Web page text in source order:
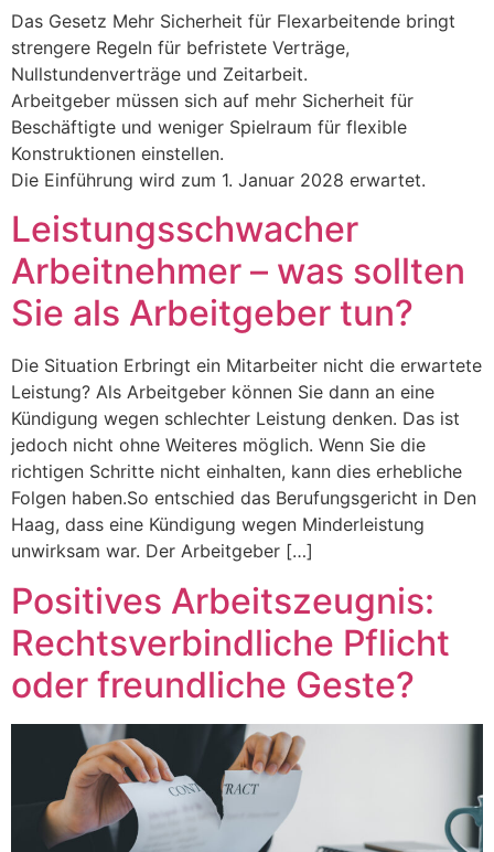
Das Gesetz Mehr Sicherheit für Flexarbeitende bringt
strengere Regeln für befristete Verträge,
Nullstundenverträge und Zeitarbeit.
Arbeitgeber müssen sich auf mehr Sicherheit für
Beschäftigte und weniger Spielraum für flexible
Konstruktionen einstellen.
Die Einführung wird zum 1. Januar 2028 erwartet.
Leistungsschwacher
Arbeitnehmer – was sollten
Sie als Arbeitgeber tun?
Die Situation Erbringt ein Mitarbeiter nicht die erwartete
Leistung? Als Arbeitgeber können Sie dann an eine
Kündigung wegen schlechter Leistung denken. Das ist
jedoch nicht ohne Weiteres möglich. Wenn Sie die
richtigen Schritte nicht einhalten, kann dies erhebliche
Folgen haben.So entschied das Berufungsgericht in Den
Haag, dass eine Kündigung wegen Minderleistung
unwirksam war. Der Arbeitgeber […]
Positives Arbeitszeugnis:
Rechtsverbindliche Pflicht
oder freundliche Geste?